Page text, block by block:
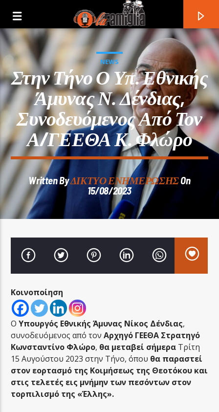
Current Track
Title
Artist
LA FAMIGLIA RADIO
LA FAMIGLIA ΝΗΣΙΩΤΙΚΑ
NEWS
Στην Τήνο Ο Υπ. Εθνικής
Άμυνας Ν. Δένδιας,
Συνοδευόμενος Από Τον
Α/ΓΕΕΘΑ Κ. Φλώρο
Written ByΔΙΚΤΥΟ ΕΝΗΜΕΡΩΣΗΣOn
15/08/2023
Κοινοποίηση
ΟΥπουργός Εθνικής Άμυνας Νίκος Δένδιας,
συνοδευόμενος από τον Αρχηγό ΓΕΕΘΑ Στρατηγό
Κωνσταντίνο Φλώρο, θα μεταβεί σήμερα Τρίτη
15 Αυγούστου 2023 στην Τήνο, όπου θα παραστεί
στον εορτασμό της Κοιμήσεως της Θεοτόκου και
στις τελετές εις μνήμην των πεσόντων στον
τορπιλισμό της «Έλλης».